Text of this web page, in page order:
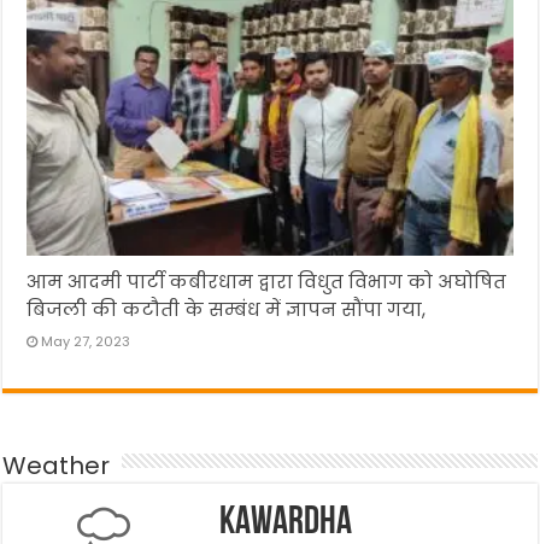
आम आदमी पार्टी कबीरधाम द्वारा विधुत विभाग को अघोषित
बिजली की कटौती के सम्बंध में ज्ञापन सौंपा गया,
May 27, 2023
Weather
Kawardha